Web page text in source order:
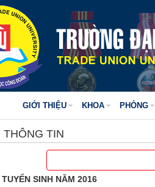
GIỚI THIỆU KHOA PHÒNG
THÔNG TIN
SINH NĂM 2016